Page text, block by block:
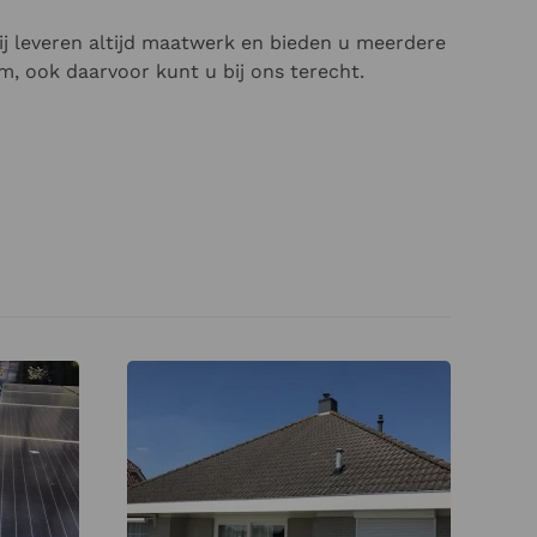
leveren altijd maatwerk en bieden u meerdere
ook daarvoor kunt u bij ons terecht.